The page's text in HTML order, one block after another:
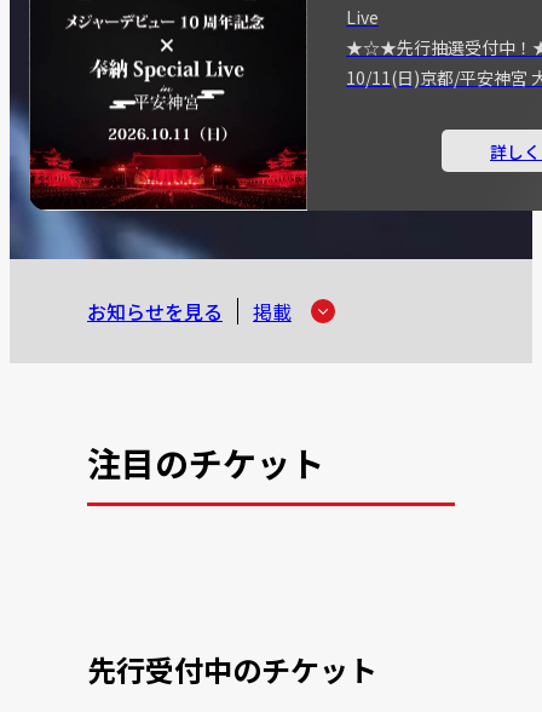
Live
★☆★先行抽選受付中
10/11(日)京都/平安神宮
詳し
お知らせを見る 掲載
注目のチケット
先行受付中のチケット